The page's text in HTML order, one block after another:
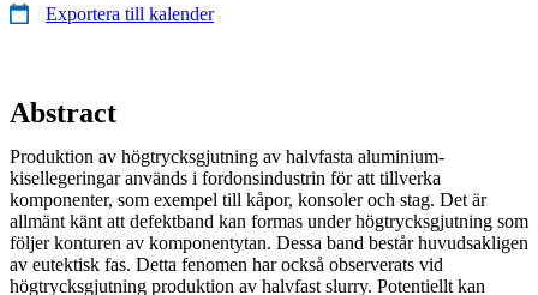
Exportera till kalender
Abstract
Produktion av högtrycksgjutning av halvfasta aluminium-
kisellegeringar används i fordonsindustrin för att tillverka
komponenter, som exempel till kåpor, konsoler och stag. Det är
allmänt känt att defektband kan formas under högtrycksgjutning som
följer konturen av komponentytan. Dessa band består huvudsakligen
av eutektisk fas. Detta fenomen har också observerats vid
högtrycksgjutning produktion av halvfast slurry. Potentiellt kan